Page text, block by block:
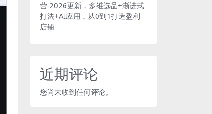
营-2026更新，多维选品+渐进式
打法+AI应用，从0到1打造盈利
店铺
近期评论
您尚未收到任何评论。